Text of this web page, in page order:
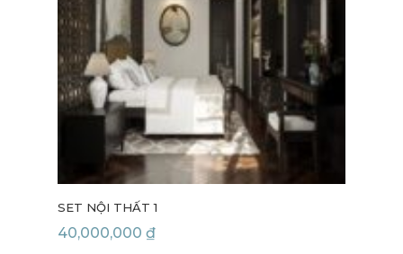
SET NỘI THẤT 1
40,000,000 ₫